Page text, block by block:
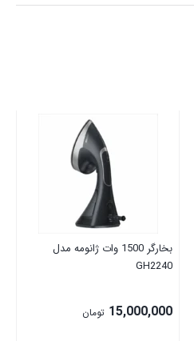
بخارگر 1500 وات ژانومه مدل
GH2240
15,000,000 تومان